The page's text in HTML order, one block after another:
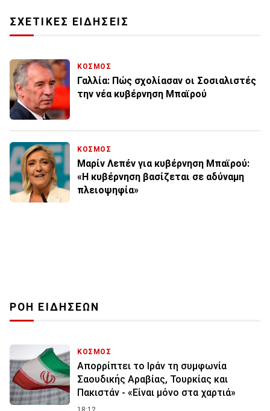
ΣΧΕΤΙΚΕΣ ΕΙΔΗΣΕΙΣ
ΚΟΣΜΟΣ
Γαλλία: Πώς σχολίασαν οι Σοσιαλιστές
την νέα κυβέρνηση Μπαϊρού
ΚΟΣΜΟΣ
Μαρίν Λεπέν για κυβέρνηση Μπαϊρού:
«Η κυβέρνηση βασίζεται σε αδύναμη
πλειοψηφία»
ΡΟΗ ΕΙΔΗΣΕΩΝ
ΚΟΣΜΟΣ
Απορρίπτει το Ιράν τη συμφωνία
Σαουδικής Αραβίας, Τουρκίας και
Πακιστάν - «Είναι μόνο στα χαρτιά»